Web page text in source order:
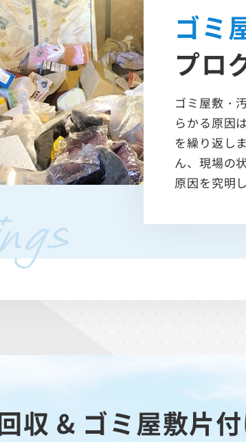
ゴミ
プロ
ゴミ屋敷・
らかる原因
を繰り返し
ん、現場の
原因を究明
収 & ゴミ屋敷片